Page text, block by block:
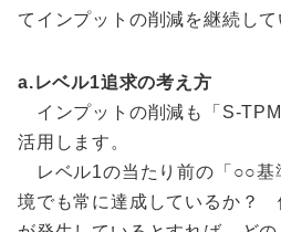
てインプットの削減を継続して
a.レベル1追求の考え方
インプットの削減も「S-TPM
活用します。
レベル1の当たり前の「○○基
境でも常に達成しているか